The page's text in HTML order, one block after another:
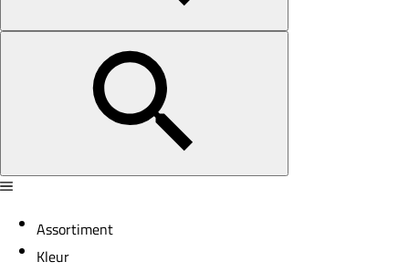
Assortiment
Kleur